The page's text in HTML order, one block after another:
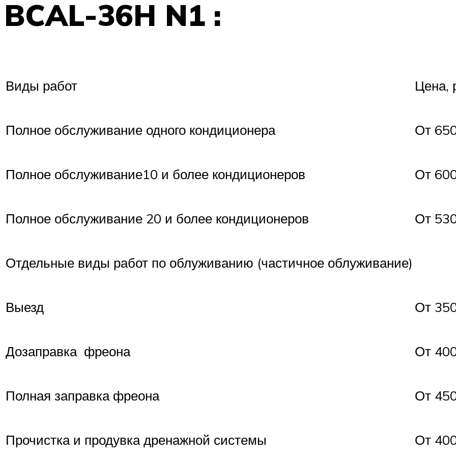
BCAL-36H N1 :
Виды работ Цена,
Полное обслуживание одного кондиционера От
Полное обслуживание10 и более кондиционеров От
Полное обслуживание 20 и более кондиционеров От
Отдельные виды работ по облуживанию (частичное облуживание)
Выезд От
Дозаправка фреона От
Полная заправка фреона От
Прочистка и продувка дренажной системы От